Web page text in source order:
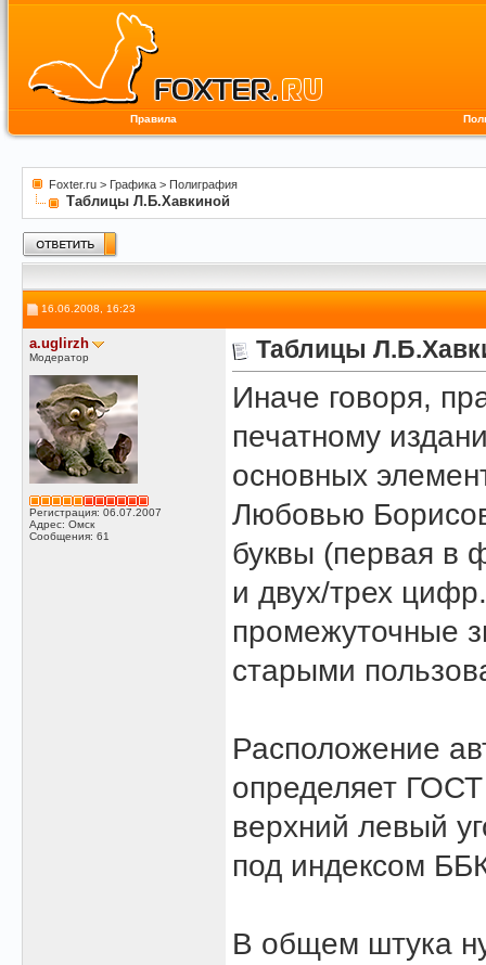
Правила
Foxter.ru > Графика > Полиграфия
Таблицы Л.Б.Хавкиной
16.06.2008, 16:23
a.uglirzh
Модератор
Регистрация: 06.07.2007
Адрес: Омск
Сообщения: 61
Таблицы
Иначе говоря,
печатному
основных
Любовью
буквы (первая в
и двух/трех
промежуточные
старыми
Расположение
определяет
верхний левый
под индексом
В общем штука